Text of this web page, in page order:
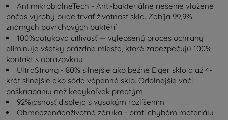
AntimikrobiálneTech - Anti-bakteriálne riešenie vložené
počas výroby bude trvať životnosť skla. Zabíja 99,9%
známych povrchových baktérií
100%dotyková citlivosť — vylepšený proces ochrany
eliminuje všetky prázdne miesta, ktoré zabezpečujú 100%
kontakt s obrazovkou
UltraStrong - 80% silnejšie ako bežné Eiger sklo a až 4-
krát silnejšie ako sóda vápenné sklo. Odolnejšie voči
poškriabaniu než kedykoľvek predtým
92%jasnosť displeja s vysokým rozlíšením
Obmedzenádoživotná záruka - proti chybám materiálu